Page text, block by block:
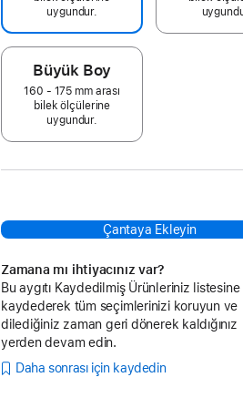
uygundur.
Büyük Boy
160 - 175 mm arası
bilek ölçülerine
uygundur.
Çantaya Ekleyin
Zamana mı ihtiyacınız var?
Bu aygıtı Kaydedilmiş Ürünleriniz listesine
kaydederek tüm seçimlerinizi koruyun ve
dilediğiniz zaman geri dönerek kaldığınız
yerden devam edin.
Daha sonrası için kaydedin